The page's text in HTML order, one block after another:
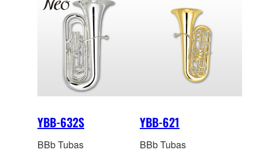
YBB-632S
BBb Tubas
YBB-621
BBb Tubas